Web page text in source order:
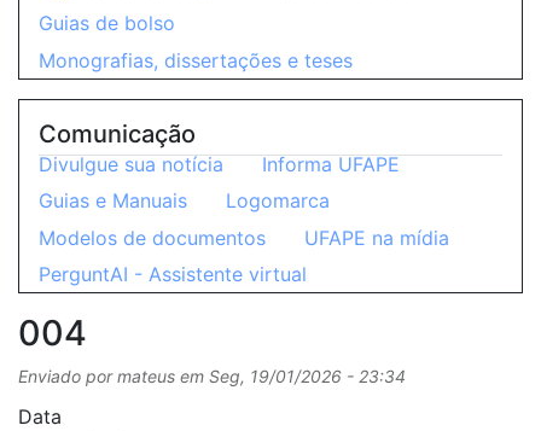
004
Enviado pormateus em Seg, 19/01/2026 - 23:34
Data
Guias de bolso
Monografias, dissertações e teses
Comunicação
Divulgue sua notícia
Informa UFAPE
Guias e Manuais
Logomarca
Modelos de documentos
UFAPE na mídia
PerguntAI - Assistente virtual